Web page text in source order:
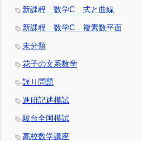
新課程 数学C 式と曲線
新課程 数学C 複素数平面
未分類
花子の文系数学
誤り問題
進研記述模試
駿台全国模試
高校数学講座